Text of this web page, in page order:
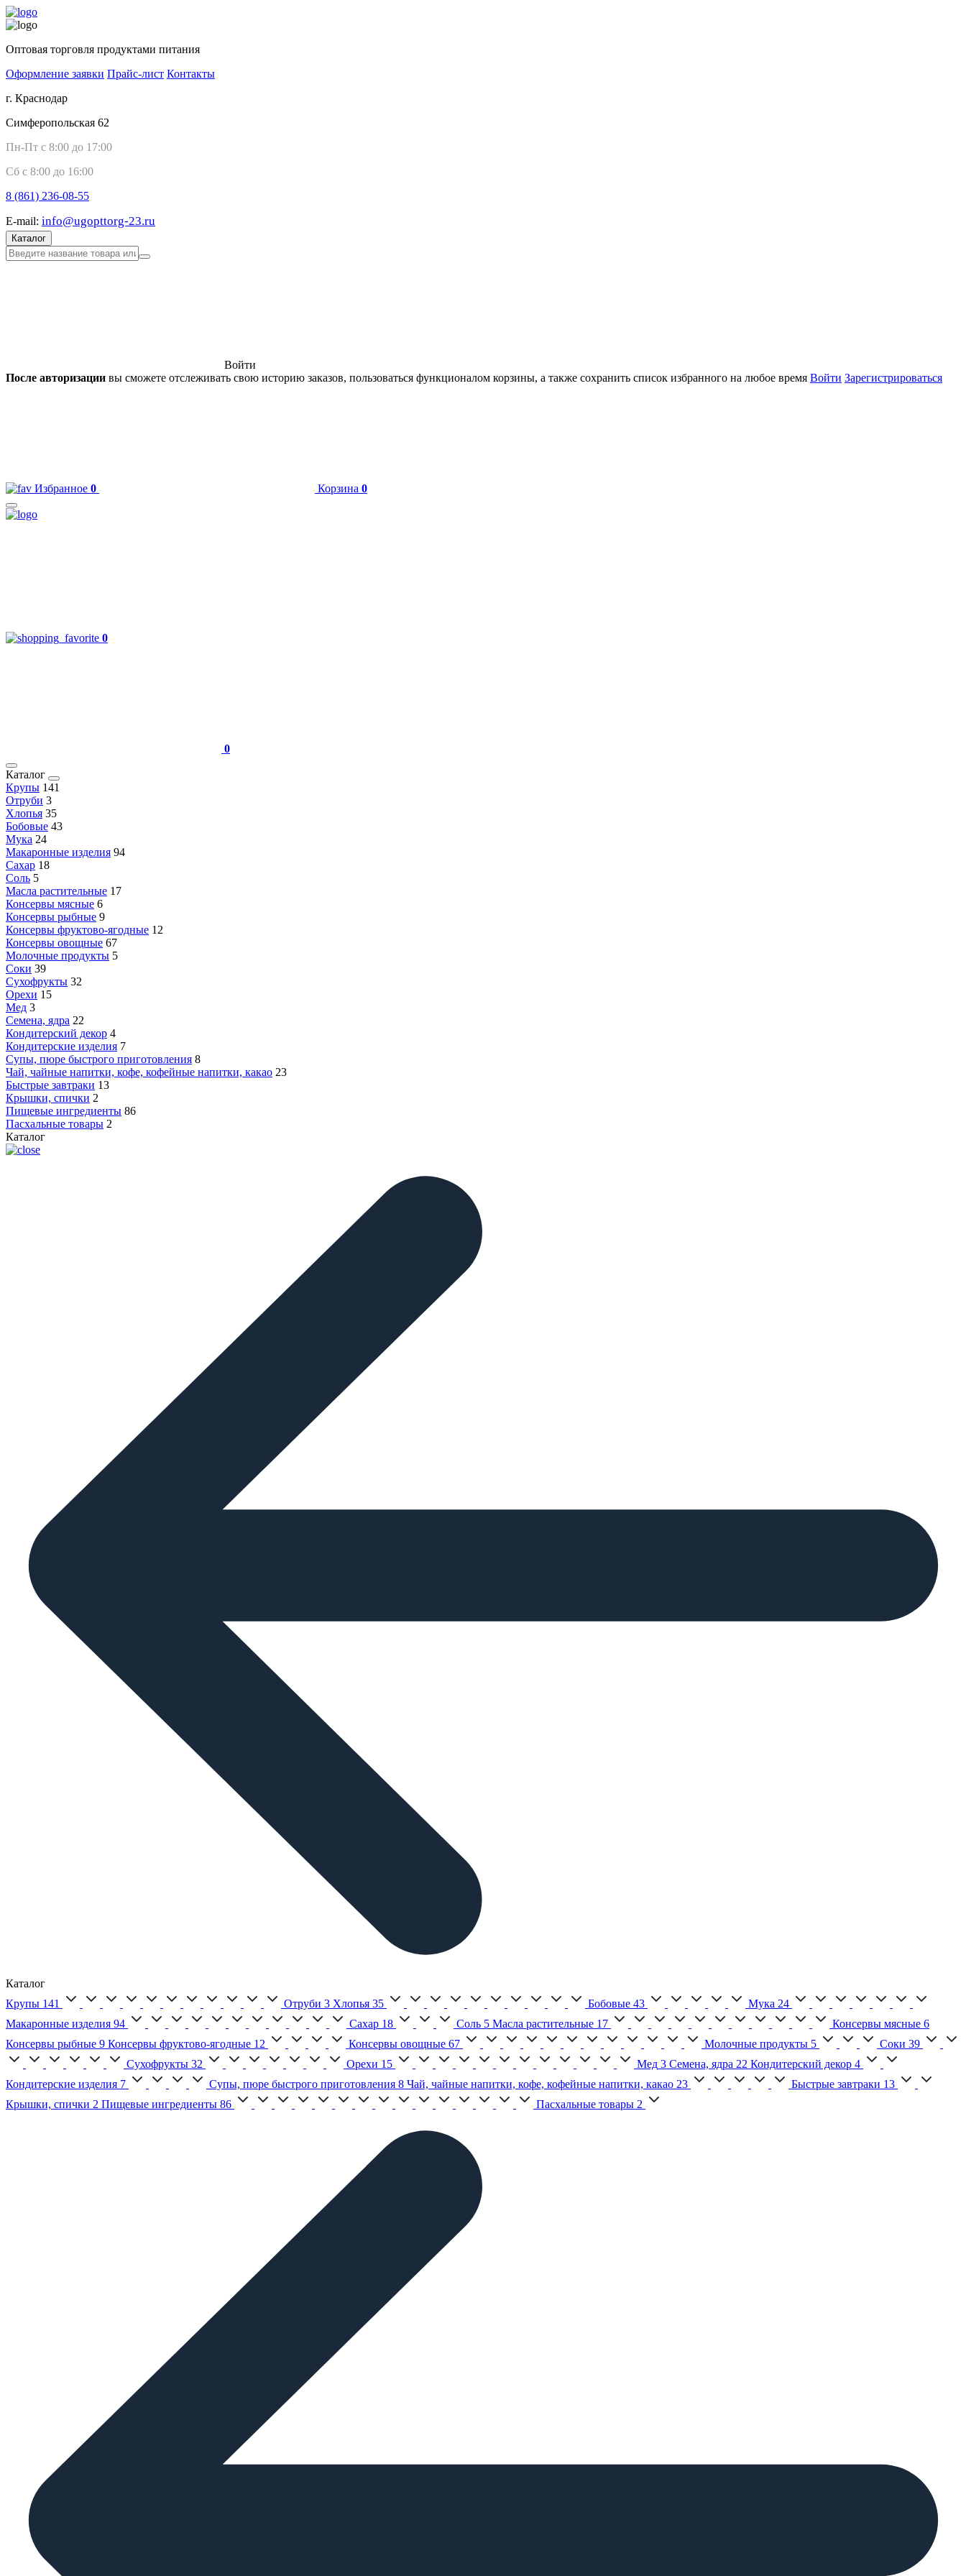
Оптовая торговля продуктами питания
Оформление заявки Прайс-лист Контакты
г. Краснодар
Симферопольская 62
Пн-Пт с 8:00 до 17:00
Сб с 8:00 до 16:00
8 (861) 236-08-55
E-mail: info@ugopttorg-23.ru
Каталог
Войти
После авторизации вы сможете отслеживать свою историю заказов, пользоваться функционалом корзины, а также сохранить список избранного на любое время Войти Зарегистрироваться
Избранное 0 Корзина 0
0
0
Каталог
Крупы 141
Отруби 3
Хлопья 35
Бобовые 43
Мука 24
Макаронные изделия 94
Сахар 18
Соль 5
Масла растительные 17
Консервы мясные 6
Консервы рыбные 9
Консервы фруктово-ягодные 12
Консервы овощные 67
Молочные продукты 5
Соки 39
Сухофрукты 32
Орехи 15
Мед 3
Семена, ядра 22
Кондитерский декор 4
Кондитерские изделия 7
Супы, пюре быстрого приготовления 8
Чай, чайные напитки, кофе, кофейные напитки, какао 23
Быстрые завтраки 13
Крышки, спички 2
Пищевые ингредиенты 86
Пасхальные товары 2
Каталог
Каталог
Крупы 141 Отруби 3 Хлопья 35 Бобовые 43 Мука 24
Макаронные изделия 94 Сахар 18 Соль 5 Масла растительные 17 Консервы мясные 6
Консервы рыбные 9 Консервы фруктово-ягодные 12 Консервы овощные 67 Молочные продукты 5 Соки 39
Сухофрукты 32 Орехи 15 Мед 3 Семена, ядра 22 Кондитерский декор 4
Кондитерские изделия 7 Супы, пюре быстрого приготовления 8 Чай, чайные напитки, кофе, кофейные напитки, какао 23 Быстрые завтраки 13
Крышки, спички 2 Пищевые ингредиенты 86 Пасхальные товары 2